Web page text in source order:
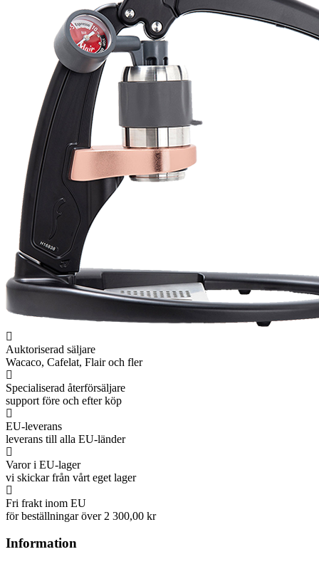
Auktoriserad säljare
Wacaco, Cafelat, Flair och fler
Specialiserad återförsäljare
support före och efter köp
EU-leverans
leverans till alla EU-länder
Varor i EU-lager
vi skickar från vårt eget lager
Fri frakt inom EU
för beställningar över 2 300,00 kr
Information